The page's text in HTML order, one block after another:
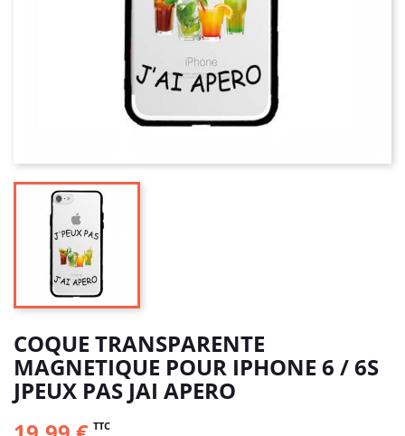
COQUE TRANSPARENTE
MAGNETIQUE POUR IPHONE 6 / 6S
JPEUX PAS JAI APERO
TTC